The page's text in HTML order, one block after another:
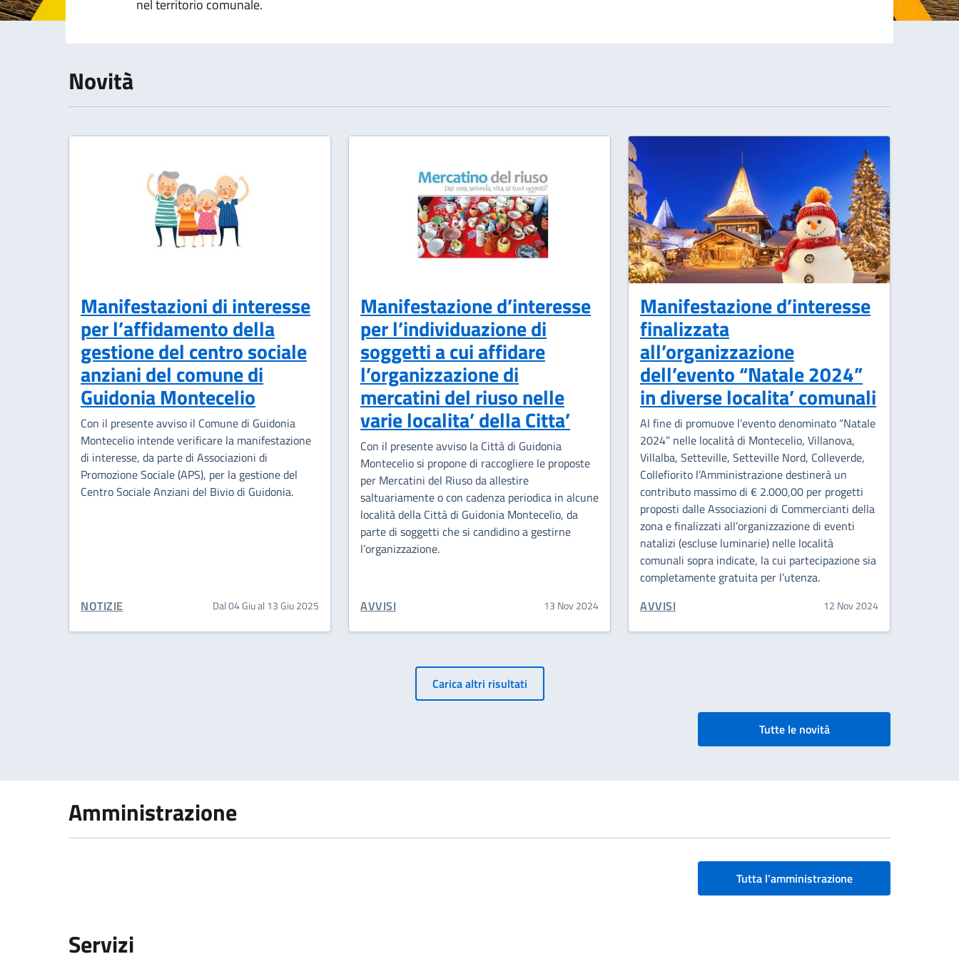
nel territorio comunale.
Novità
Manifestazioni di interesse
per l’affidamento della
gestione del centro sociale
anziani del comune di
Guidonia Montecelio
Con il presente avviso il Comune di Guidonia
Montecelio intende verificare la manifestazione
di interesse, da parte di Associazioni di
Promozione Sociale (APS), per la gestione del
Centro Sociale Anziani del Bivio di Guidonia.
CATEGORIA CORRELATA:
NOTIZIE Dal 04 Giu al 13 Giu 2025
Manifestazione d’interesse
per l’individuazione di
soggetti a cui affidare
l’organizzazione di
mercatini del riuso nelle
varie localita’ della Citta’
Con il presente avviso la Città di Guidonia
Montecelio si propone di raccogliere le proposte
per Mercatini del Riuso da allestire
saltuariamente o con cadenza periodica in alcune
località della Città di Guidonia Montecelio, da
parte di soggetti che si candidino a gestirne
l’organizzazione.
CATEGORIA CORRELATA:
AVVISI 13 Nov 2024
Manifestazione d’interesse
finalizzata
all’organizzazione
dell’evento “Natale 2024”
in diverse localita’ comunali
Al fine di promuove l’evento denominato “Natale
2024” nelle località di Montecelio, Villanova,
Villalba, Setteville, Setteville Nord, Colleverde,
Collefiorito l’Amministrazione destinerà un
contributo massimo di € 2.000,00 per progetti
proposti dalle Associazioni di Commercianti della
zona e finalizzati all’organizzazione di eventi
natalizi (escluse luminarie) nelle località
comunali sopra indicate, la cui partecipazione sia
completamente gratuita per l’utenza.
CATEGORIA CORRELATA:
AVVISI 12 Nov 2024
Carica altri risultati
Tutte le novità
Amministrazione
Tutta l’amministrazione
Servizi